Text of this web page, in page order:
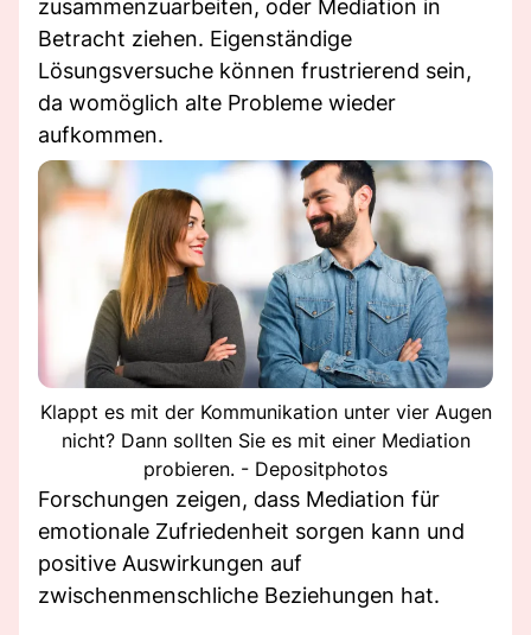
zusammenzuarbeiten, oder Mediation in
Betracht ziehen. Eigenständige
Lösungsversuche können frustrierend sein,
da womöglich alte Probleme wieder
aufkommen.
Klappt es mit der Kommunikation unter vier Augen
nicht? Dann sollten Sie es mit einer Mediation
probieren. - Depositphotos
Forschungen zeigen, dass Mediation für
emotionale Zufriedenheit sorgen kann und
positive Auswirkungen auf
zwischenmenschliche Beziehungen hat.